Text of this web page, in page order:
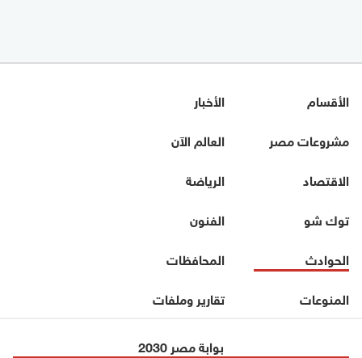
الأقسام
الأخبار
مشروعات مصر
العالم الآن
الاقتصاد
الرياضة
توك شو
الفنون
الحوادث
المحافظات
المنوعات
تقارير وملفات
بوابة مصر 2030